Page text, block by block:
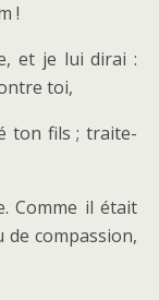
!
et je lui dirai :
toi,
ton fils ; traite-
Comme il était
compassion,